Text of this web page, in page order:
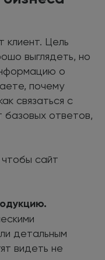
клиент. Цель
выглядеть, но
о
почему
связаться с
базовых ответов,
сайт
детальным
видеть не